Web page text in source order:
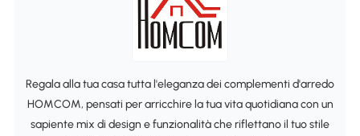
Regala alla tua casa tutta l'eleganza dei complementi d'arredo
HOMCOM, pensati per arricchire la tua vita quotidiana con un
sapiente mix di design e funzionalità che riflettano il tuo stile